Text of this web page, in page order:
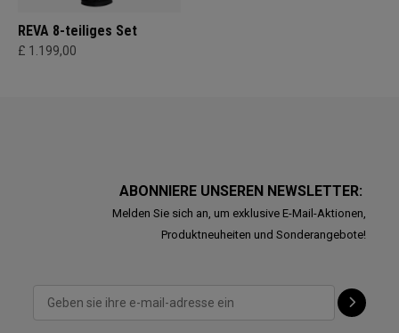
REVA 8-teiliges Set
£ 1.199,00
ABONNIERE UNSEREN NEWSLETTER:
Melden Sie sich an, um exklusive E-Mail-Aktionen,
Produktneuheiten und Sonderangebote!